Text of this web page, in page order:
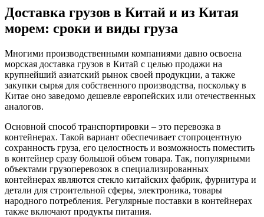
Доставка грузов в Китай и из Китая
морем: сроки и виды груза
Многими производственными компаниями давно освоена
морская доставка грузов в Китай с целью продажи на
крупнейший азиатский рынок своей продукции, а также
закупки сырья для собственного производства, поскольку в
Китае оно заведомо дешевле европейских или отечественных
аналогов.
Основной способ транспортировки – это перевозка в
контейнерах. Такой вариант обеспечивает стопроцентную
сохранность груза, его целостность и возможность поместить
в контейнер сразу большой объем товара. Так, популярными
объектами грузоперевозок в специализированных
контейнерах являются стекло китайских фабрик, фурнитура и
детали для строительной сферы, электроника, товары
народного потребления. Регулярные поставки в контейнерах
также включают продукты питания.